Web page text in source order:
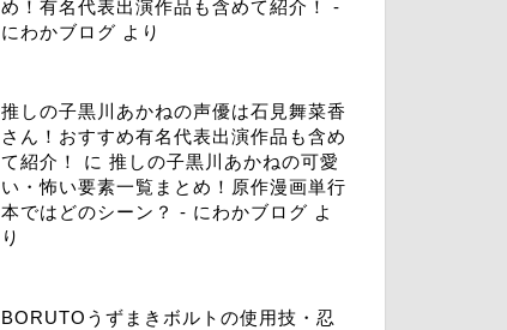
め！有名代表出演作品も含めて紹介！ -
にわかブログ より
推しの子黒川あかねの声優は石見舞菜香
さん！おすすめ有名代表出演作品も含め
て紹介！
に 推しの子黒川あかねの可愛
い・怖い要素一覧まとめ！原作漫画単行
本ではどのシーン？ - にわかブログ よ
り
BORUTOうずまきボルトの使用技・忍